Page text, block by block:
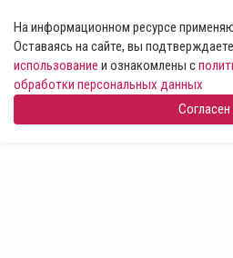
На информационном ресурсе
Оставаясь на сайте, вы
использование и ознакомлены с
обработки персональных данных
Согласен